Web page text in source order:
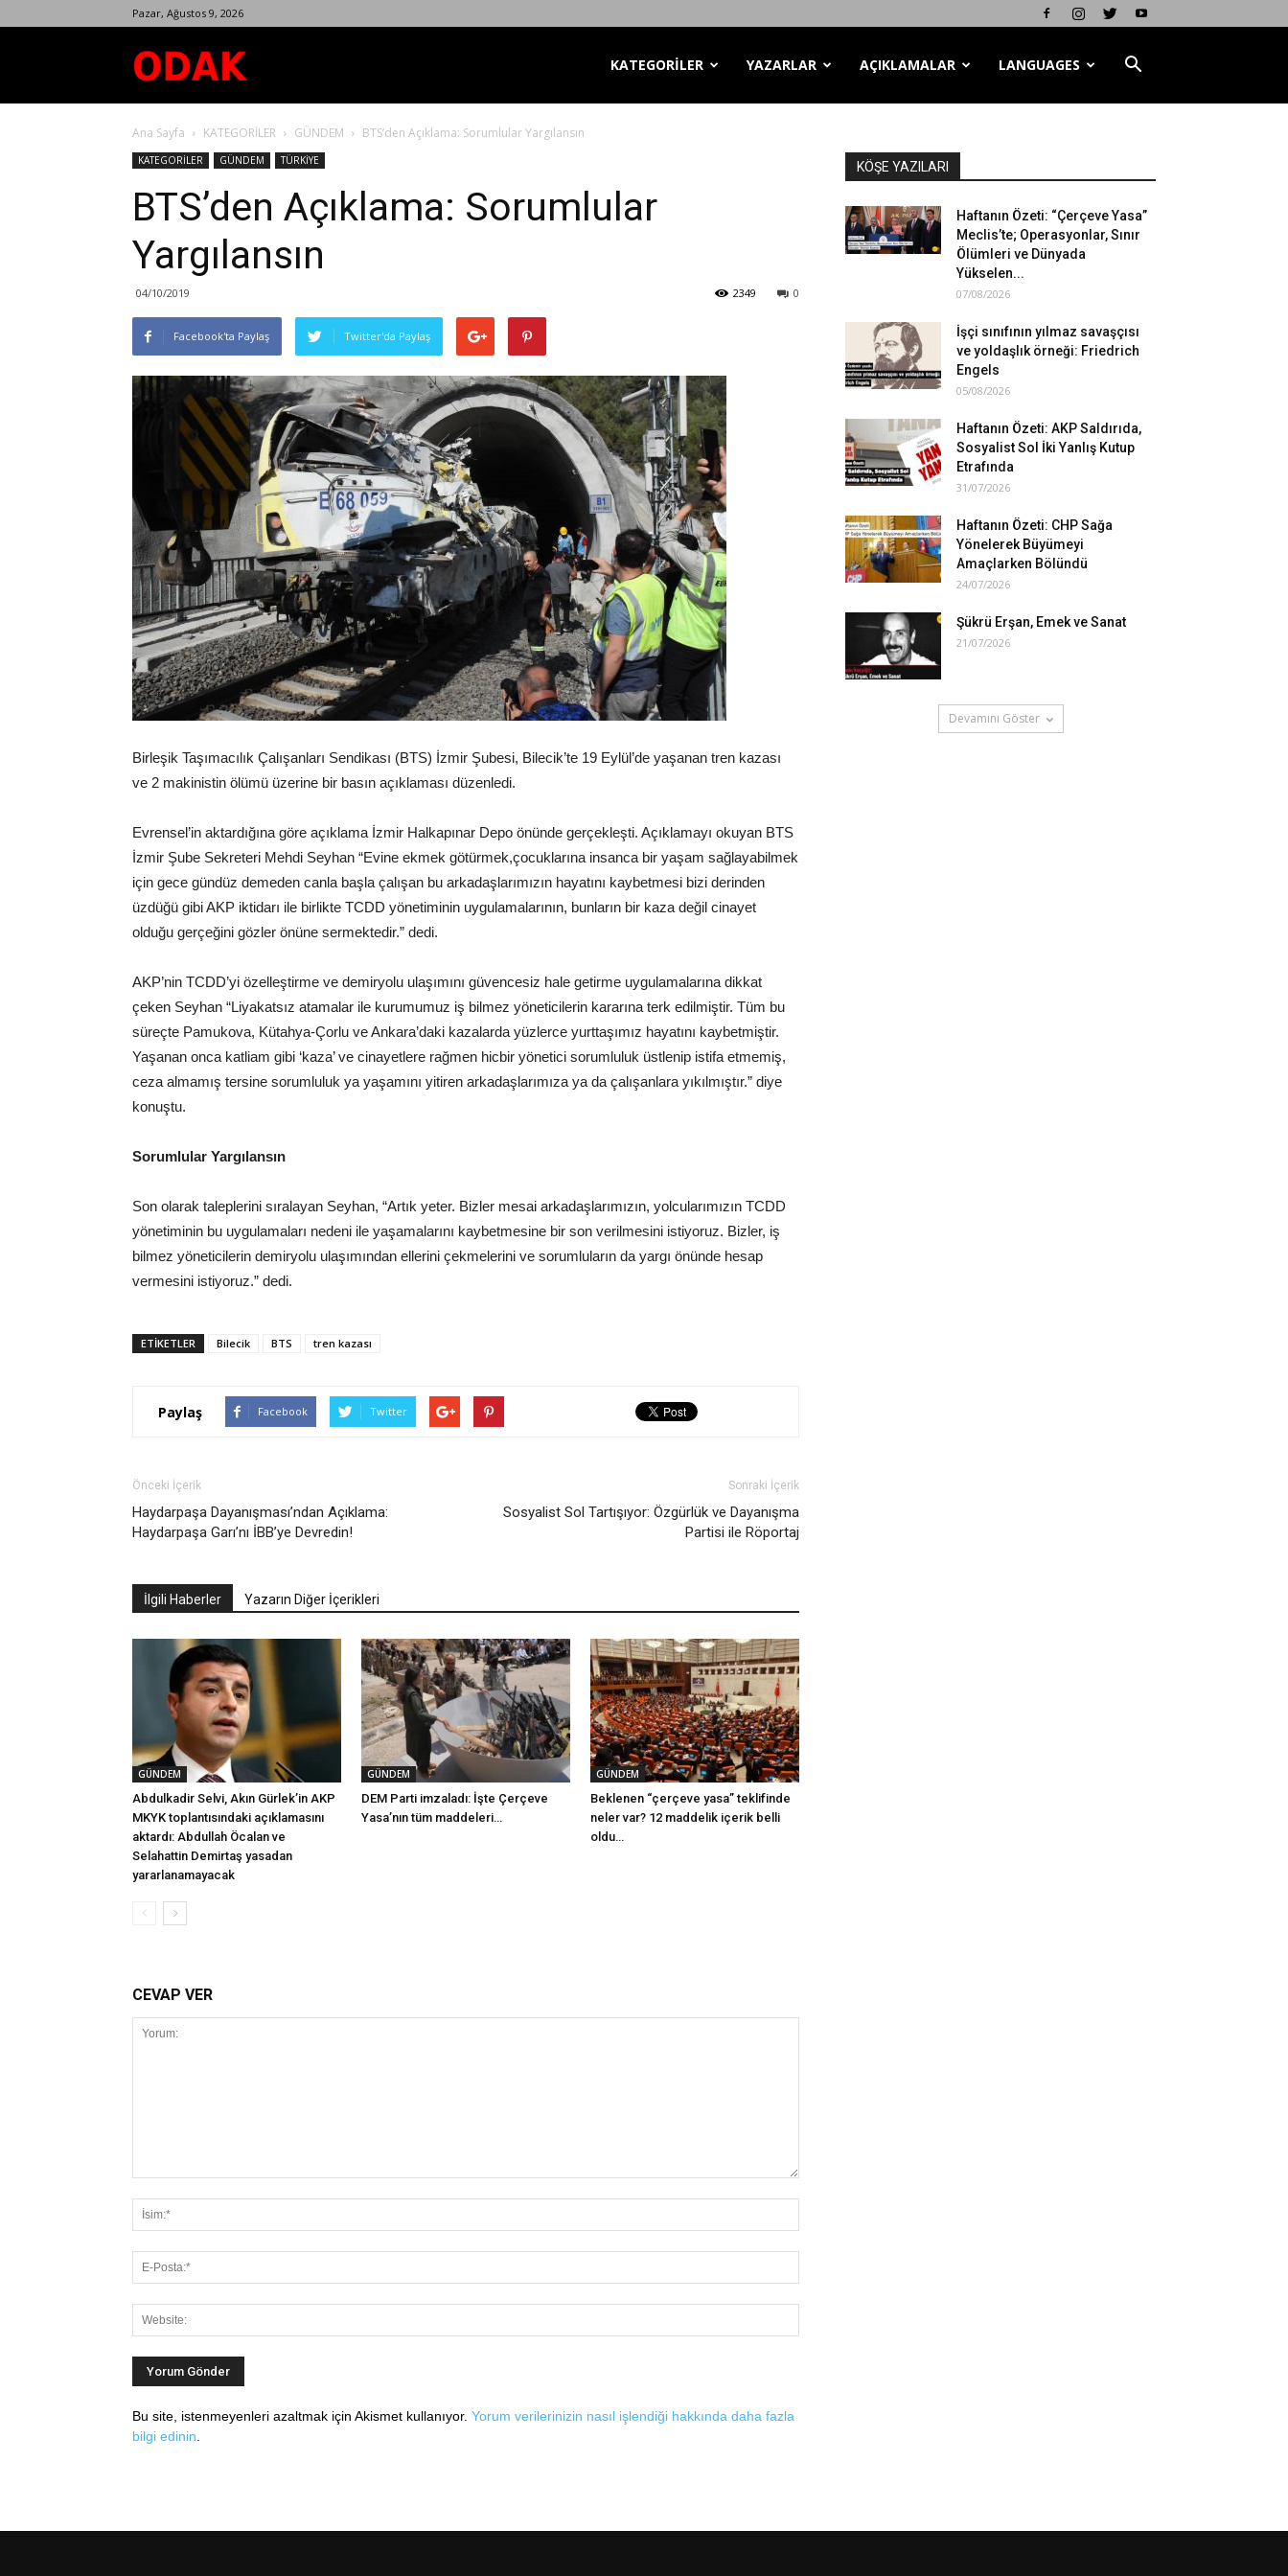
Pazar, Ağustos 9, 2026
Dergisi
KATEGORİLER YAZARLAR AÇIKLAMALAR LANGUAGES
Ana Sayfa KATEGORİLER GÜNDEM BTS’den Açıklama: Sorumlular Yargılansın
KATEGORİLER GÜNDEM TÜRKİYE
BTS’den Açıklama: Sorumlular
Yargılansın
04/10/2019 0
2349
Facebook'ta Paylaş Twitter'da Paylaş
Birleşik Taşımacılık Çalışanları Sendikası (BTS) İzmir Şubesi, Bilecik’te 19 Eylül’de yaşanan tren kazası
ve 2 makinistin ölümü üzerine bir basın açıklaması düzenledi.
Evrensel’in aktardığına göre açıklama İzmir Halkapınar Depo önünde gerçekleşti. Açıklamayı okuyan BTS
İzmir Şube Sekreteri Mehdi Seyhan “Evine ekmek götürmek,çocuklarına insanca bir yaşam sağlayabilmek
için gece gündüz demeden canla başla çalışan bu arkadaşlarımızın hayatını kaybetmesi bizi derinden
üzdüğü gibi AKP iktidarı ile birlikte TCDD yönetiminin uygulamalarının, bunların bir kaza değil cinayet
olduğu gerçeğini gözler önüne sermektedir.” dedi.
AKP’nin TCDD’yi özelleştirme ve demiryolu ulaşımını güvencesiz hale getirme uygulamalarına dikkat
çeken Seyhan “Liyakatsız atamalar ile kurumumuz iş bilmez yöneticilerin kararına terk edilmiştir. Tüm bu
süreçte Pamukova, Kütahya-Çorlu ve Ankara’daki kazalarda yüzlerce yurttaşımız hayatını kaybetmiştir.
Yaşanan onca katliam gibi ‘kaza’ ve cinayetlere rağmen hicbir yönetici sorumluluk üstlenip istifa etmemiş,
ceza almamış tersine sorumluluk ya yaşamını yitiren arkadaşlarımıza ya da çalışanlara yıkılmıştır.” diye
konuştu.
Sorumlular Yargılansın
Son olarak taleplerini sıralayan Seyhan, “Artık yeter. Bizler mesai arkadaşlarımızın, yolcularımızın TCDD
yönetiminin bu uygulamaları nedeni ile yaşamalarını kaybetmesine bir son verilmesini istiyoruz. Bizler, iş
bilmez yöneticilerin demiryolu ulaşımından ellerini çekmelerini ve sorumluların da yargı önünde hesap
vermesini istiyoruz.” dedi.
ETIKETLER Bilecik BTS tren kazası
Paylaş Facebook Twitter
Önceki İçerik
Haydarpaşa Dayanışması’ndan Açıklama:
Haydarpaşa Garı’nı İBB’ye Devredin!
Sonraki İçerik
Sosyalist Sol Tartışıyor: Özgürlük ve Dayanışma
Partisi ile Röportaj
İlgili Haberler Yazarın Diğer İçerikleri
GÜNDEM
Abdulkadir Selvi, Akın Gürlek’in AKP
MKYK toplantısındaki açıklamasını
aktardı: Abdullah Öcalan ve
Selahattin Demirtaş yasadan
yararlanamayacak
GÜNDEM
DEM Parti imzaladı: İşte Çerçeve
Yasa’nın tüm maddeleri…
GÜNDEM
Beklenen “çerçeve yasa” teklifinde
neler var? 12 maddelik içerik belli
oldu…
CEVAP VER
Bu site, istenmeyenleri azaltmak için Akismet kullanıyor. Yorum verilerinizin nasıl işlendiği hakkında daha fazla
bilgi edinin
KÖŞE YAZILARI
Haftanın Özeti: “Çerçeve Yasa”
Meclis’te; Operasyonlar, Sınır
Ölümleri ve Dünyada
Yükselen...
07/08/2026
İşçi sınıfının yılmaz savaşçısı
ve yoldaşlık örneği: Friedrich
Engels
05/08/2026
Haftanın Özeti: AKP Saldırıda,
Sosyalist Sol İki Yanlış Kutup
Etrafında
31/07/2026
Haftanın Özeti: CHP Sağa
Yönelerek Büyümeyi
Amaçlarken Bölündü
24/07/2026
Şükrü Erşan, Emek ve Sanat
21/07/2026
Devamını Göster